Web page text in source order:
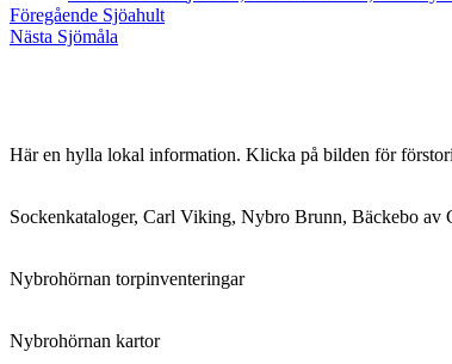
Inläggsnavigering
Föregående Föregående
inlägg:
Sjöahult
Nästa Nästa
Sjömåla
Här en hylla lokal information. Klicka på bilden för
Sockenkataloger, Carl Viking, Nybro Brunn, Bäckebo av
Nybrohörnan torpinventeringar
Nybrohörnan kartor